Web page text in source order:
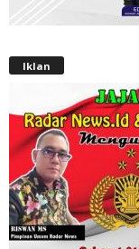
Iklan